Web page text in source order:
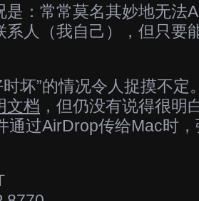
是：常常莫名其妙地无法
系人（我自己），但只要
坏”的情况令人捉摸不定
文档 ，但仍没有说得很明
通过AirDrop传给Mac时